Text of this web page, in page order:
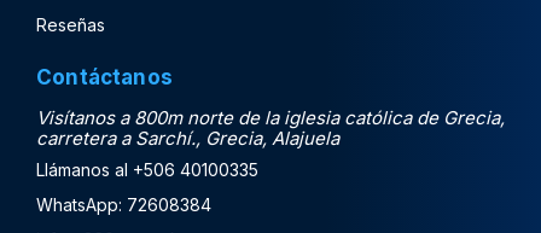
Reseñas
Contáctanos
Visítanos a 800m norte de la iglesia católica de Grecia,
carretera a Sarchí., Grecia, Alajuela
Llámanos al +506 40100335
WhatsApp: 72608384